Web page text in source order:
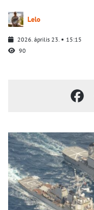
Lelo
2026. április 23.
15:15
90